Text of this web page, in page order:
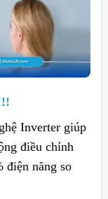
Inverter giúp
điều chỉnh
điện năng so